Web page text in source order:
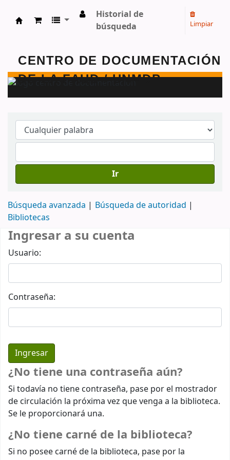
Centro de Documentación - FAUD - Unmdp -
Historial de
búsqueda
Limpiar
Ir
Búsqueda avanzada
Búsqueda de autoridad
Bibliotecas
Ingresar a su cuenta
Usuario:
Contraseña:
¿No tiene una contraseña aún?
Si todavía no tiene contraseña, pase por el mostrador
de circulación la próxima vez que venga a la biblioteca.
Se le proporcionará una.
¿No tiene carné de la biblioteca?
Si no posee carné de la biblioteca, pase por la